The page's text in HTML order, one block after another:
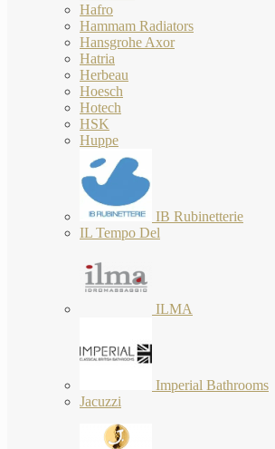
Hafro
Hammam Radiators
Hansgrohe Axor
Hatria
Herbeau
Hoesch
Hotech
HSK
Huppe
IB Rubinetterie
IL Tempo Del
ILMA
Imperial Bathrooms
Jacuzzi